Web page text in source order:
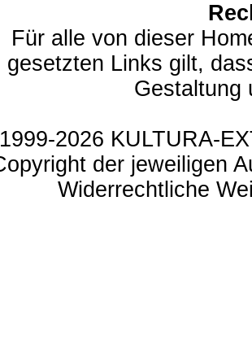
Für alle von dieser
gesetzten Links gilt,
Gestaltung
2026 KULTURA-
der jeweiligen
Widerrechtliche